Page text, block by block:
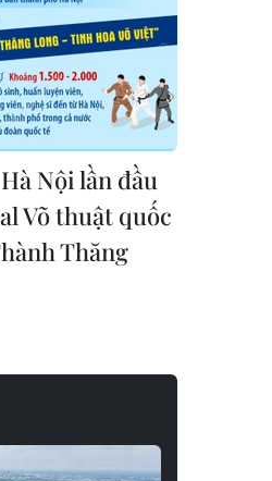
Hà Nội lần đầu
Võ thuật quốc
Thăng